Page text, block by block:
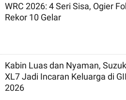
WRC 2026: 4 Seri Sisa, Ogier
Rekor 10 Gelar
Kabin Luas dan Nyaman,
XL7 Jadi Incaran Keluarga di
2026